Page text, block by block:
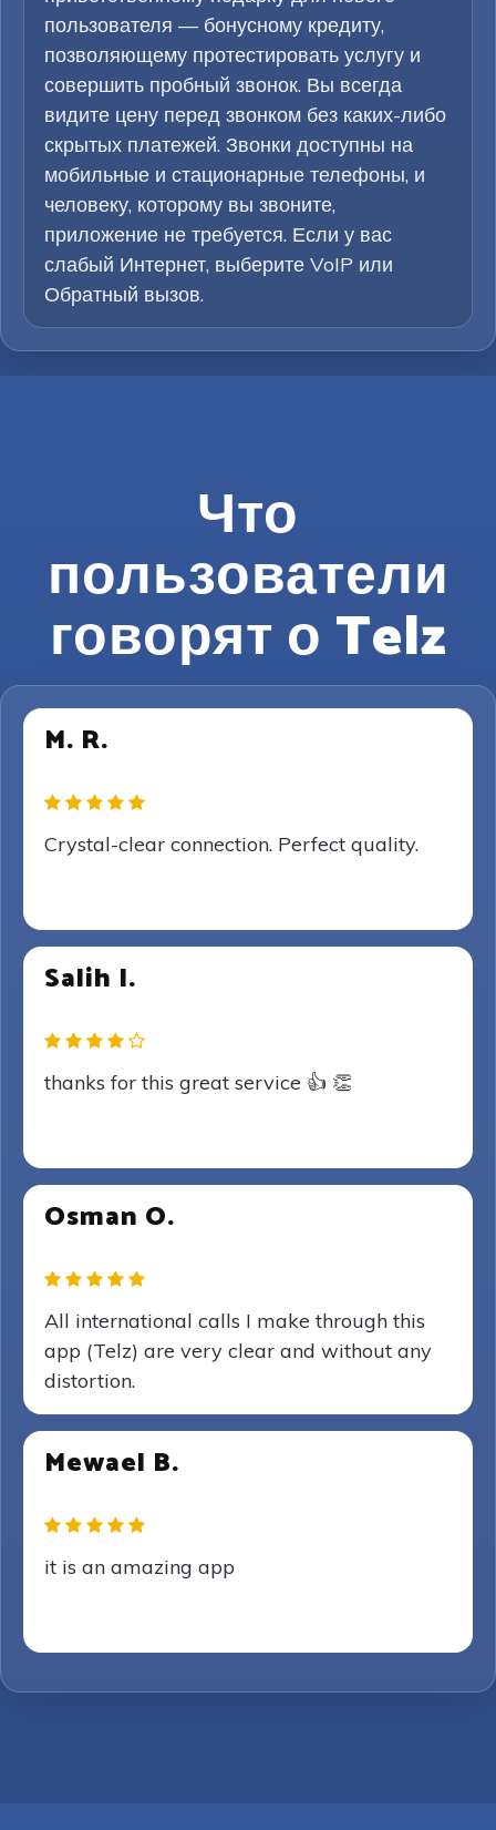
пользователя — бонусному кредиту,
позволяющему протестировать услугу и
совершить пробный звонок. Вы всегда
видите цену перед звонком без каких-либо
скрытых платежей. Звонки доступны на
мобильные и стационарные телефоны, и
человеку, которому вы звоните,
приложение не требуется. Если у вас
слабый Интернет, выберите VoIP или
Обратный вызов.
Что
пользователи
говорят о Telz
M. R.
Crystal-clear connection. Perfect quality.
Salih I.
thanks for this great service 👍 👏
Osman O.
All international calls I make through this
app (Telz) are very clear and without any
distortion.
Mewael B.
it is an amazing app